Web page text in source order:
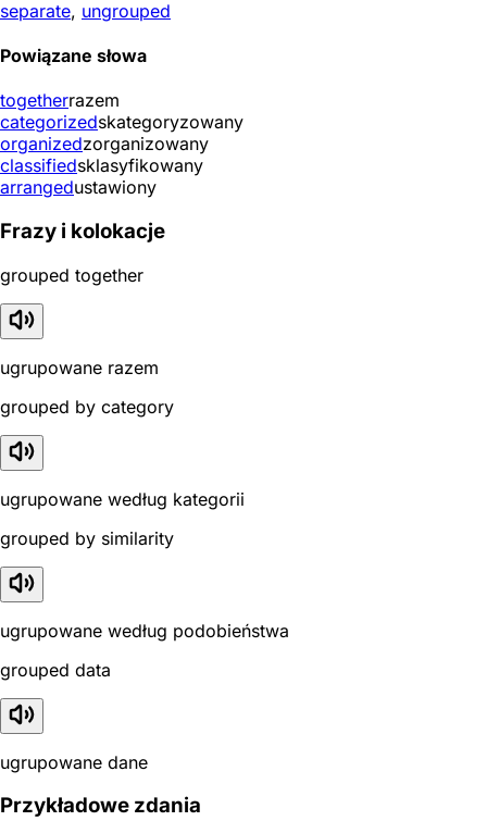
separate, ungrouped
Powiązane słowa
togetherrazem
categorizedskategoryzowany
organizedzorganizowany
classifiedsklasyfikowany
arrangedustawiony
Frazy i kolokacje
grouped together
ugrupowane razem
grouped by category
ugrupowane według kategorii
grouped by similarity
ugrupowane według podobieństwa
grouped data
ugrupowane dane
Przykładowe zdania